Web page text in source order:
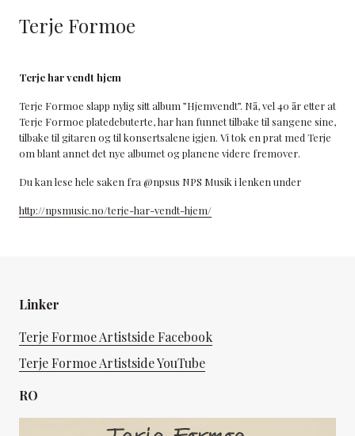
Terje Formoe
Terje har vendt hjem
Terje Formoe slapp nylig sitt album ”Hjemvendt”. Nå, vel 40 år etter at
Terje Formoe platedebuterte, har han funnet tilbake til sangene sine,
tilbake til gitaren og til konsertsalene igjen. Vi tok en prat med Terje
om blant annet det nye albumet og planene videre fremover.
Du kan lese hele saken fra @npsus NPS Musik i lenken under
http://npsmusic.no/terje-har-vendt-hjem/
Linker
Terje Formoe Artistside Facebook
Terje Formoe Artistside YouTube
RO